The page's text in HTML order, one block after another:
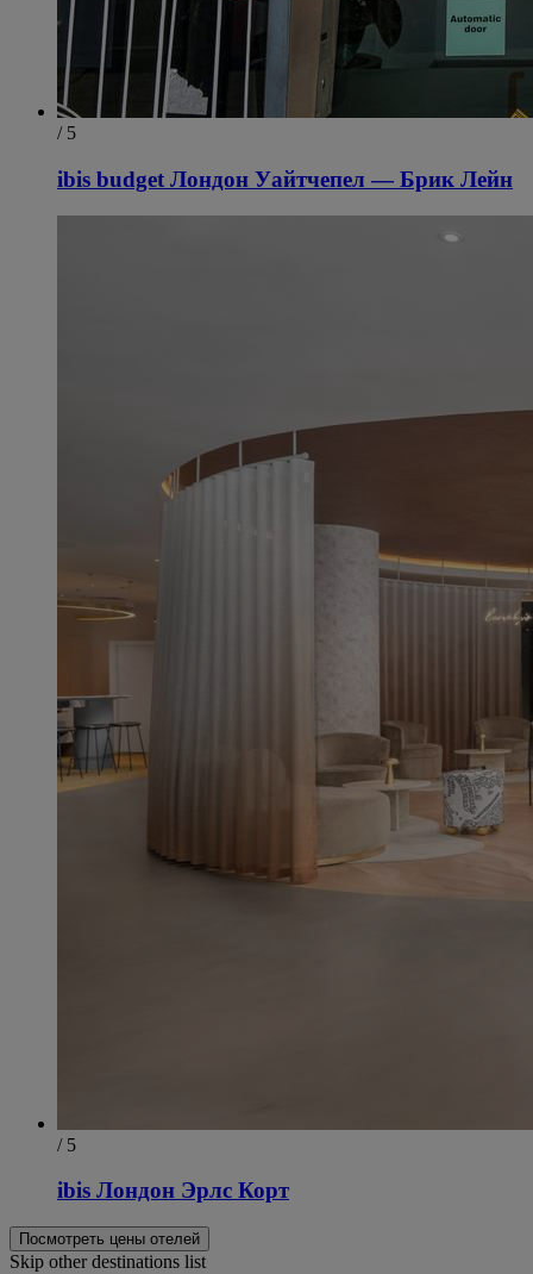
/ 5
ibis budget Лондон Уайтчепел — Брик Лейн
/ 5
ibis Лондон Эрлс Корт
Посмотреть цены отелей
Skip other destinations list